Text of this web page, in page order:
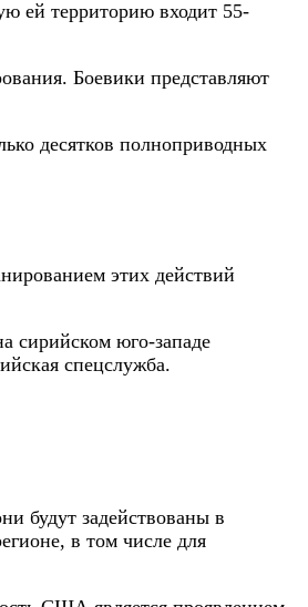
ей территорию входит 55-
Боевики представляют
десятков полноприводных
этих действий
сирийском юго-западе
спецслужба.
будут задействованы в
в том числе для